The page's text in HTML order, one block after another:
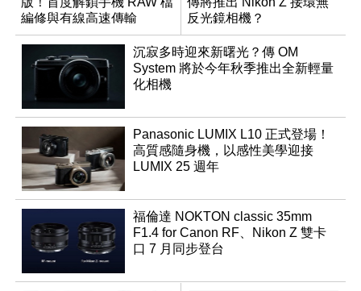
編修與有線高速傳輸
反光鏡相機？
沉寂多時迎來新曙光？傳 OM
System 將於今年秋季推出全新輕量
化相機
Panasonic LUMIX L10 正式登場！
高質感隨身機，以感性美學迎接
LUMIX 25 週年
福倫達 NOKTON classic 35mm
F1.4 for Canon RF、Nikon Z 雙卡
口 7 月同步登台